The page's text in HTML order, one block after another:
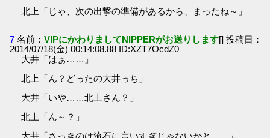
北上「じゃ、次の出撃の準備があるから、まったね～」
7 名前：VIPにかわりましてNIPPERがお送りします[] 投稿日：
2014/07/18(金) 00:14:08.88 ID:XZT7OcdZ0
大井「はぁ……」
北上「ん？どったの大井っち」
大井「いや……北上さん？」
北上「ん～？」
大井「さっきのは流石に言いすぎじゃないかと……」